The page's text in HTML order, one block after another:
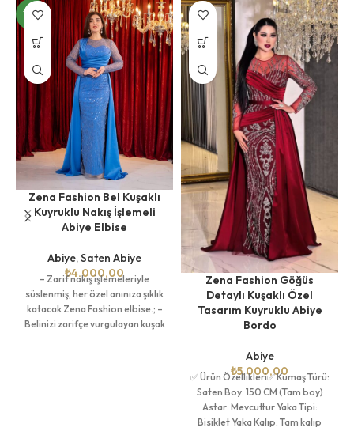
YENI
Zena Fashion Bel Kuşaklı
Kuyruklu Nakış İşlemeli
Abiye Elbise
Abiye,Saten Abiye
₺4.000,00
– Zarif nakış işlemeleriyle
süslenmiş, her özel anınıza şıklık
katacak Zena Fashion elbise.; –
Belinizi zarifçe vurgulayan kuşak
Zena Fashion Göğüs
Detaylı Kuşaklı Özel
Tasarım Kuyruklu Abiye
Bordo
Abiye
₺5.000,00
✅ Ürün Özellikleri✅ Kumaş Türü:
Saten Boy: 150 CM (Tam boy)
Astar: Mevcuttur Yaka Tipi:
Bisiklet Yaka Kalıp: Tam kalıp